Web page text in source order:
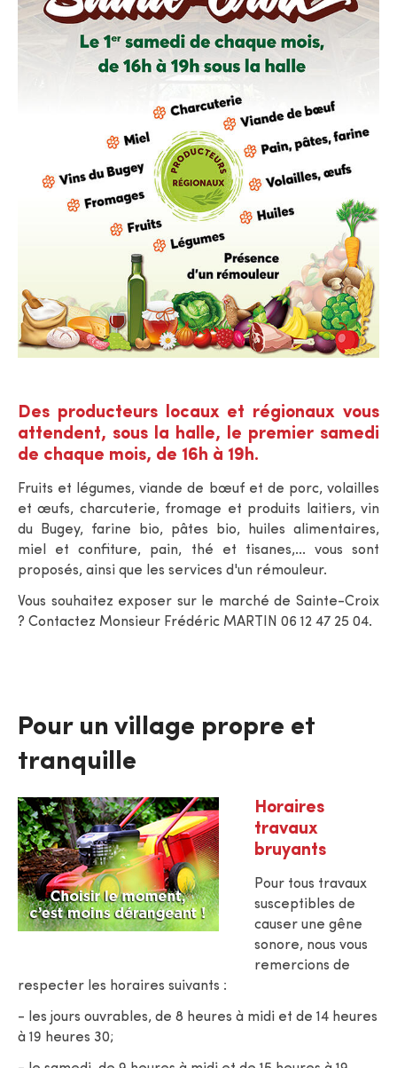
Des producteurs locaux et régionaux vous
attendent, sous la halle, le premier samedi
de chaque mois, de 16h à 19h.
Fruits et légumes, viande de bœuf et de porc, volailles
et œufs, charcuterie, fromage et produits laitiers, vin
du Bugey, farine bio, pâtes bio, huiles alimentaires,
miel et confiture, pain, thé et tisanes,... vous sont
proposés, ainsi que les services d'un rémouleur.
Vous souhaitez exposer sur le marché de Sainte-Croix
? Contactez Monsieur Frédéric MARTIN 06 12 47 25 04.
Pour un village propre et
tranquille
Horaires
travaux
bruyants
Pour tous travaux
susceptibles de
causer une gêne
sonore, nous vous
remercions de
respecter les horaires suivants :
- les jours ouvrables, de 8 heures à midi et de 14 heures
à 19 heures 30;